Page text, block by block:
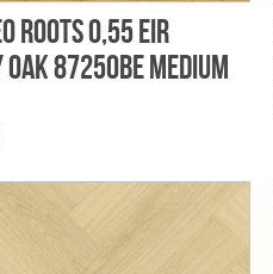
Roots 0,55 EIR
87250BE Medium